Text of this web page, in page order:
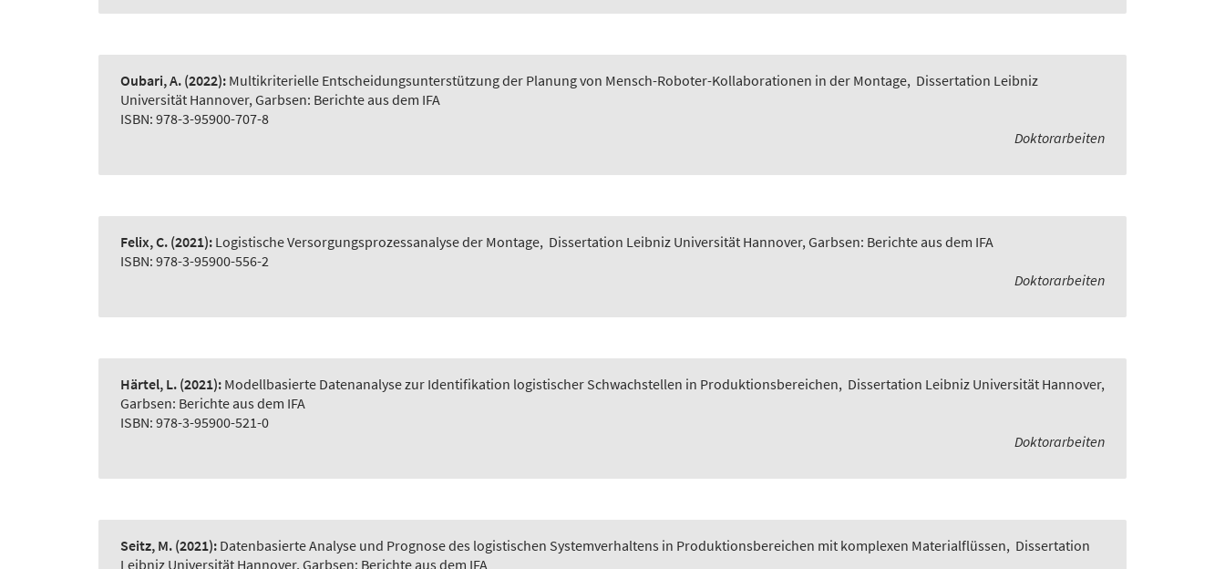
Oubari, A. (2022): Multikriterielle Entscheidungsunterstützung der Planung von Mensch-Roboter-Kollaborationen in der Montage, Dissertation Leibniz
Universität Hannover, Garbsen: Berichte aus dem IFA
ISBN: 978-3-95900-707-8
Doktorarbeiten
Felix, C. (2021): Logistische Versorgungsprozessanalyse der Montage, Dissertation Leibniz Universität Hannover, Garbsen: Berichte aus dem IFA
ISBN: 978-3-95900-556-2
Doktorarbeiten
Härtel, L. (2021): Modellbasierte Datenanalyse zur Identifikation logistischer Schwachstellen in Produktionsbereichen, Dissertation Leibniz Universität Hannover,
Garbsen: Berichte aus dem IFA
ISBN: 978-3-95900-521-0
Doktorarbeiten
Seitz, M. (2021): Datenbasierte Analyse und Prognose des logistischen Systemverhaltens in Produktionsbereichen mit komplexen Materialflüssen, Dissertation
Leibniz Universität Hannover, Garbsen: Berichte aus dem IFA